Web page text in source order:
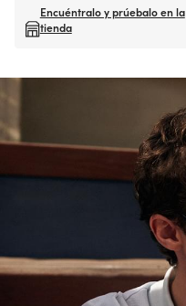
Encuéntralo y prúebalo en la
tienda